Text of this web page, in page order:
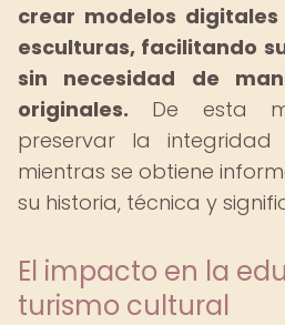
crear modelos
esculturas, facilitando
sin necesidad de
originales. De esta
preservar la
mientras se obtiene
su historia, técnica y
El impacto en la
turismo cultural